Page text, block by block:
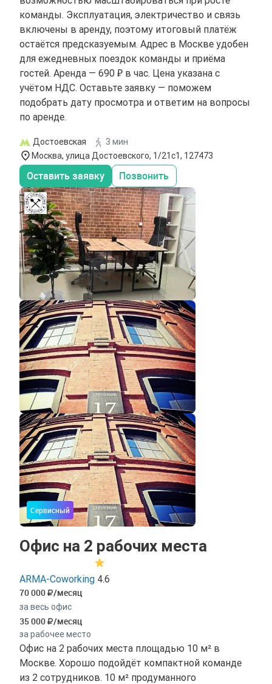
команды. Эксплуатация, электричество и связь
включены в аренду, поэтому итоговый платёж
остаётся предсказуемым. Адрес в Москве удобен
для ежедневных поездок команды и приёма
гостей. Аренда — 690 ₽ в час. Цена указана с
учётом НДС. Оставьте заявку — поможем
подобрать дату просмотра и ответим на вопросы
по аренде.
Достоевская
3 мин
Москва, улица Достоевского, 1/21с1, 127473
Оставить заявку Позвонить
Сервисный
Офис на 2 рабочих места
ARMA-Coworking 4.6
70 000 /месяц
за весь офис
35 000 /месяц
за рабочее место
Офис на 2 рабочих места площадью 10 м² в
Москве. Хорошо подойдёт компактной команде
из 2 сотрудников. 10 м² продуманного